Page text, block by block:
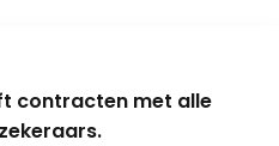
contracten met alle